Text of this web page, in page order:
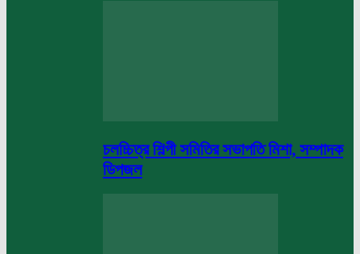
চলচ্চিত্র শিল্পী সমিতির সভাপতি মিশা, সম্পাদক
ডিপজল